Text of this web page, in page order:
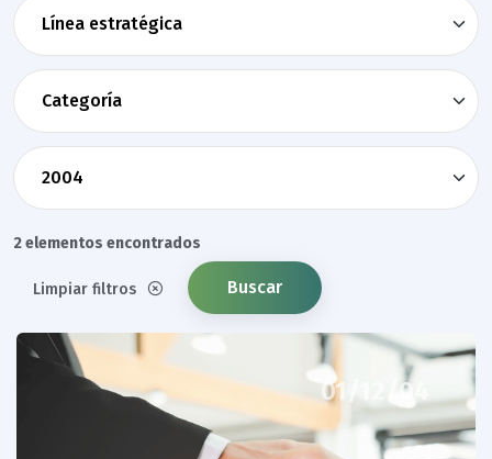
2 elementos encontrados
Limpiar filtros Buscar
01/12/04